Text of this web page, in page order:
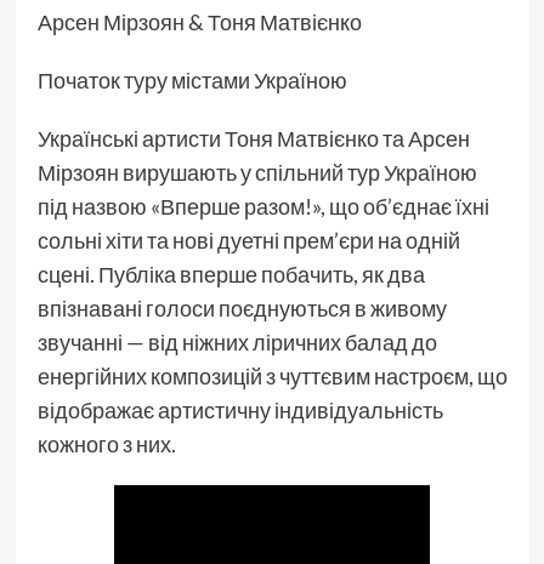
Арсен Мірзоян & Тоня Матвієнко
Початок туру містами Україною
Українські артисти Тоня Матвієнко та Арсен
Мірзоян вирушають у спільний тур Україною
під назвою «Вперше разом!», що об’єднає їхні
сольні хіти та нові дуетні прем’єри на одній
сцені. Публіка вперше побачить, як два
впізнавані голоси поєднуються в живому
звучанні — від ніжних ліричних балад до
енергійних композицій з чуттєвим настроєм, що
відображає артистичну індивідуальність
кожного з них.